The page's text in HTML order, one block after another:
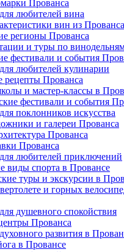
Прованса
любителей вина
вин из
регионы Прованса
и туры по
фестивали и события
любителей кулинарии
рецепты Прованса
и мастер-классы в
фестивали и события
поклонников искусства
и галереи Прованса
Прованса
Прованса
любителей приключений
виды спорта в Провансе
туры и экскурсии в
и горных
душевного спокойствия
Прованса
развития в
в Провансе